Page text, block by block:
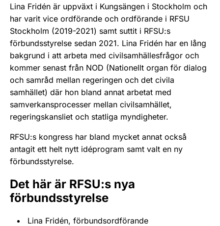
Lina Fridén är uppväxt i Kungsängen i Stockholm och
har varit vice ordförande och ordförande i RFSU
Stockholm (2019-2021) samt suttit i RFSU:s
förbundsstyrelse sedan 2021. Lina Fridén har en lång
bakgrund i att arbeta med civilsamhällesfrågor och
kommer senast från NOD (Nationellt organ för dialog
och samråd mellan regeringen och det civila
samhället) där hon bland annat arbetat med
samverkansprocesser mellan civilsamhället,
regeringskansliet och statliga myndigheter.
RFSU:s kongress har bland mycket annat också
antagit ett helt nytt idéprogram samt valt en ny
förbundsstyrelse.
Det här är RFSU:s nya
förbundsstyrelse
Lina Fridén, förbundsordförande